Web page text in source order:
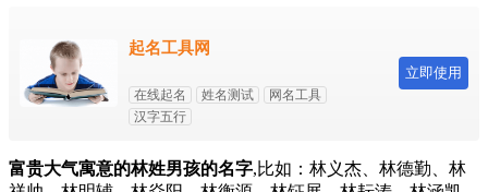
起名工具网
在线起名 姓名测试
网名工具
汉字五行
立即使用
富贵大气寓意的林姓男孩的名字,比如：林义杰、林德勤、林